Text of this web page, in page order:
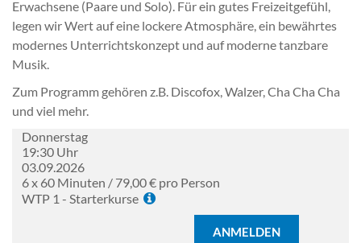
Erwachsene (Paare und Solo). Für ein gutes Freizeitgefühl,
legen wir Wert auf eine lockere Atmosphäre, ein bewährtes
modernes Unterrichtskonzept und auf moderne tanzbare
Musik.
Zum Programm gehören z.B. Discofox, Walzer, Cha Cha Cha
und viel mehr.
Donnerstag
19:30 Uhr
03.09.2026
6 x 60 Minuten / 79,00 € pro Person
WTP 1 - Starterkurse
ANMELDEN